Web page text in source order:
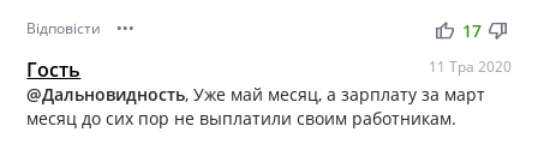
Відповісти ••• thumb_up thumb_down
17
Гость 11 Тра 2020
@Дальновидность, Уже май месяц, а зарплату за март
месяц до сих пор не выплатили своим работникам.